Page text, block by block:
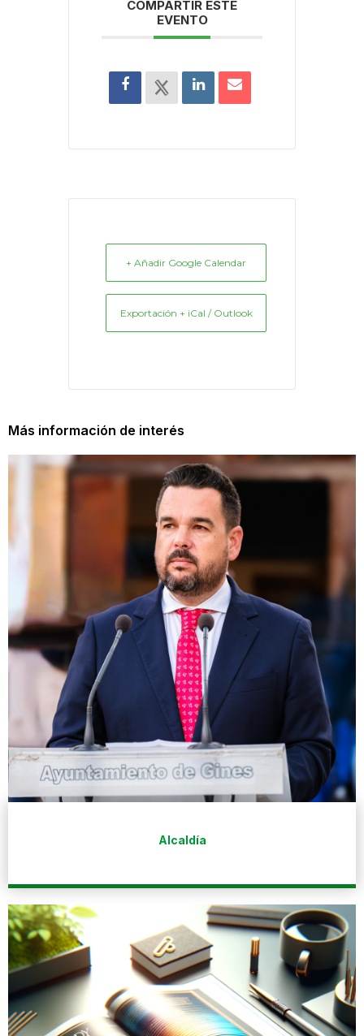
COMPARTIR ESTE
EVENTO
+ Añadir Google Calendar
Exportación + iCal / Outlook
Más información de interés
Alcaldía